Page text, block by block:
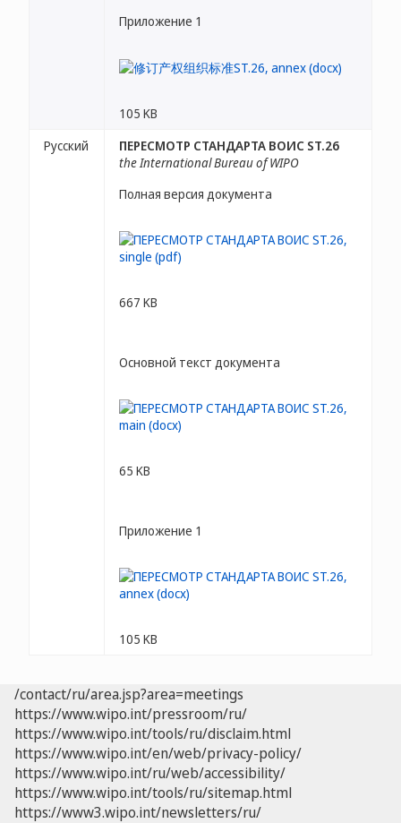
Приложение 1
105 KB
Русский
ПЕРЕСМОТР СТАНДАРТА ВОИС ST.26
the International Bureau of WIPO
Полная версия документа
667 KB
Основной текст документа
65 KB
Приложение 1
105 KB
/contact/ru/area.jsp?area=meetings
https://www.wipo.int/pressroom/ru/
https://www.wipo.int/tools/ru/disclaim.html
https://www.wipo.int/en/web/privacy-policy/
https://www.wipo.int/ru/web/accessibility/
https://www.wipo.int/tools/ru/sitemap.html
https://www3.wipo.int/newsletters/ru/